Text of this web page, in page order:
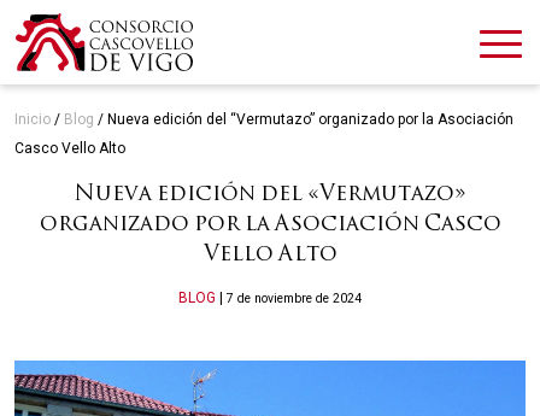
Inicio / Blog / Nueva edición del “Vermutazo” organizado por la Asociación
Casco Vello Alto
Nueva edición del «Vermutazo»
organizado por la Asociación Casco
Vello Alto
Categories
BLOG 7 de noviembre de 2024